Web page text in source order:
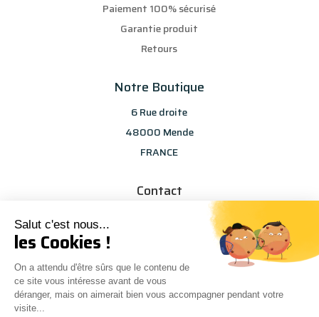
Salut c'est nous...
les Cookies !
On a attendu d'être sûrs que le contenu de
ce site vous intéresse avant de vous
déranger, mais on aimerait bien vous accompagner pendant votre
visite...
Paiement 100% sécurisé
Garantie produit
Retours
Notre Boutique
6 Rue droite
48000 Mende
FRANCE
Contact
info@les-selections-sandp.fr